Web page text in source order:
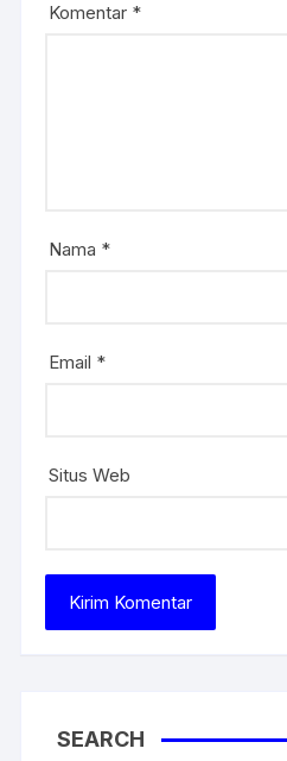
Komentar *
Nama *
Email *
Situs Web
SEARCH